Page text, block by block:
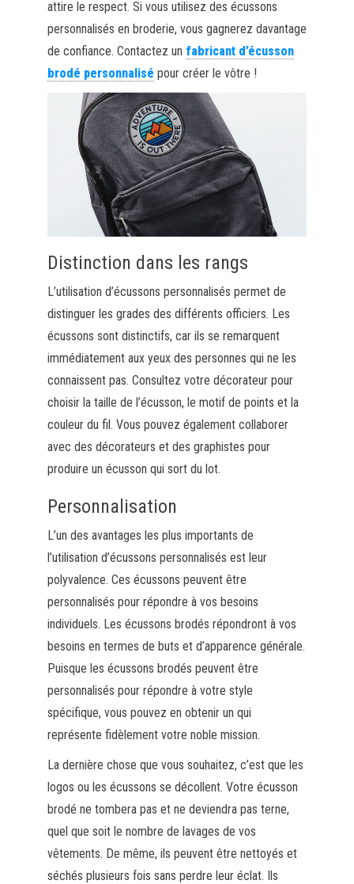
attire le respect. Si vous utilisez des écussons
personnalisés en broderie, vous gagnerez davantage
de confiance. Contactez un fabricant d’écusson
brodé personnalisé pour créer le vôtre !
Distinction dans les rangs
L’utilisation d’écussons personnalisés permet de
distinguer les grades des différents officiers. Les
écussons sont distinctifs, car ils se remarquent
immédiatement aux yeux des personnes qui ne les
connaissent pas. Consultez votre décorateur pour
choisir la taille de l’écusson, le motif de points et la
couleur du fil. Vous pouvez également collaborer
avec des décorateurs et des graphistes pour
produire un écusson qui sort du lot.
Personnalisation
L’un des avantages les plus importants de
l’utilisation d’écussons personnalisés est leur
polyvalence. Ces écussons peuvent être
personnalisés pour répondre à vos besoins
individuels. Les écussons brodés répondront à vos
besoins en termes de buts et d’apparence générale.
Puisque les écussons brodés peuvent être
personnalisés pour répondre à votre style
spécifique, vous pouvez en obtenir un qui
représente fidèlement votre noble mission.
La dernière chose que vous souhaitez, c’est que les
logos ou les écussons se décollent. Votre écusson
brodé ne tombera pas et ne deviendra pas terne,
quel que soit le nombre de lavages de vos
vêtements. De même, ils peuvent être nettoyés et
séchés plusieurs fois sans perdre leur éclat. Ils